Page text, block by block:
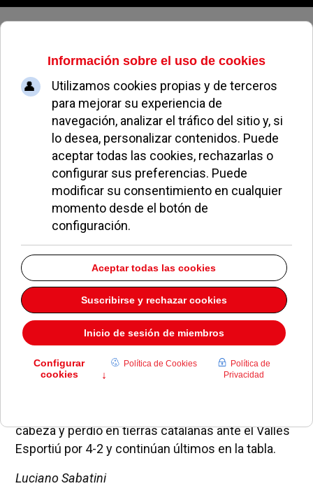
Domingo, 09 de agosto de 2026
Los equipos de fútbol y rugby de
Pozuelo cumplen y convencen
LUCIANO SABATINI FÚTBOL POZUELO 07 DICIEMBRE 2005
Jornada productiva para el Club Rugby
Complutense Madrid, antiguo Pozuelo, que tras el
parón por la disputa de partidos de clasificación de
la selección, volvió a ganar en el campo del Atlético
Portuense por un contundente 0-33 • Mientras las
chicas del equipo de fútbol femenino disfrutaban
de jornada de descanso, el equipo masculino se
reencontró con la victoria en los minutos finales
frente a un siempre difícil Roma que terminó
sucumbiendo por un apretado 1-2 • Sin embargo, la
cabeza y perdió en tierras catalanas ante el Vallés
Esportiú por 4-2 y continúan últimos en la tabla.
Luciano Sabatini